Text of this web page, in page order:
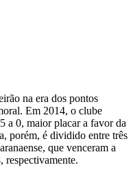
na era dos pontos
Em 2014, o clube
a 0, maior placar a favor da
porém, é dividido entre três
que venceram a
respectivamente.